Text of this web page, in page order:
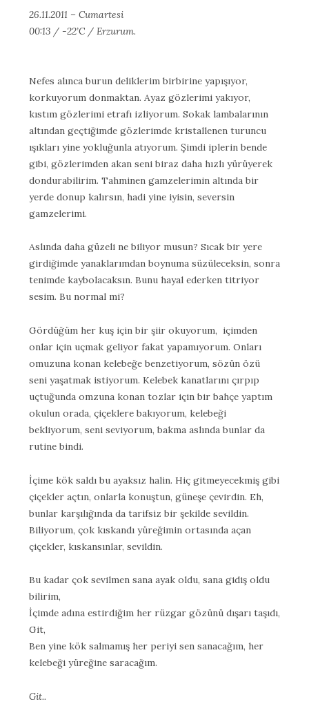
26.11.2011 – Cumartesi
00:13 / -22’C / Erzurum.
Nefes alınca burun deliklerim birbirine yapışıyor,
korkuyorum donmaktan. Ayaz gözlerimi yakıyor,
kıstım gözlerimi etrafı izliyorum. Sokak lambalarının
altından geçtiğimde gözlerimde kristallenen turuncu
ışıkları yine yokluğunla atıyorum. Şimdi iplerin bende
gibi, gözlerimden akan seni biraz daha hızlı yürüyerek
dondurabilirim. Tahminen gamzelerimin altında bir
yerde donup kalırsın, hadi yine iyisin, seversin
gamzelerimi.
Aslında daha güzeli ne biliyor musun? Sıcak bir yere
girdiğimde yanaklarımdan boynuma süzüleceksin, sonra
tenimde kaybolacaksın. Bunu hayal ederken titriyor
sesim. Bu normal mi?
Gördüğüm her kuş için bir şiir okuyorum, içimden
onlar için uçmak geliyor fakat yapamıyorum. Onları
omuzuna konan kelebeğe benzetiyorum, sözün özü
seni yaşatmak istiyorum. Kelebek kanatlarını çırpıp
uçtuğunda omzuna konan tozlar için bir bahçe yaptım
okulun orada, çiçeklere bakıyorum, kelebeği
bekliyorum, seni seviyorum, bakma aslında bunlar da
rutine bindi.
İçime kök saldı bu ayaksız halin. Hiç gitmeyecekmiş gibi
çiçekler açtın, onlarla konuştun, güneşe çevirdin. Eh,
bunlar karşılığında da tarifsiz bir şekilde sevildin.
Biliyorum, çok kıskandı yüreğimin ortasında açan
çiçekler, kıskansınlar, sevildin.
Bu kadar çok sevilmen sana ayak oldu, sana gidiş oldu
bilirim,
İçimde adına estirdiğim her rüzgar gözünü dışarı taşıdı,
Git,
Ben yine kök salmamış her periyi sen sanacağım, her
kelebeği yüreğine saracağım.
Git..